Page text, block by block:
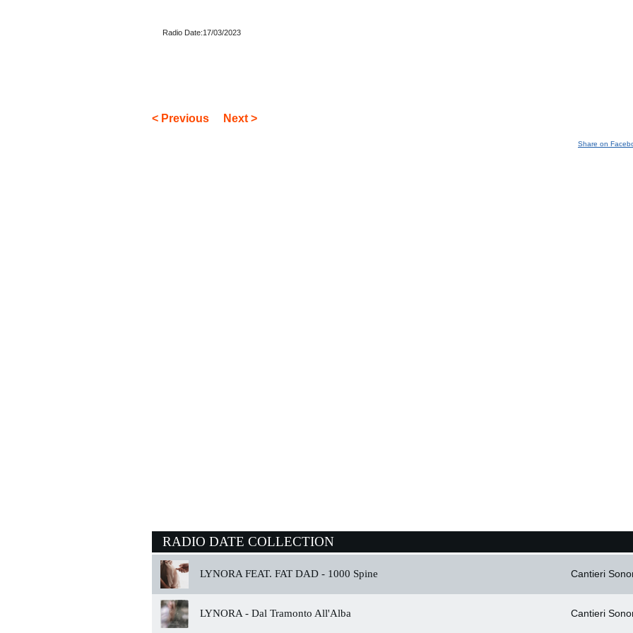
Radio Date:17/03/2023
< Previous Next >
Share on
RADIO DATE COLLECTION
LYNORA FEAT. FAT DAD - 1000 Spine Cantieri
LYNORA - Dal Tramonto All'Alba Cantieri